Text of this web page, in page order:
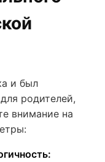
и был
родителей,
внимание на